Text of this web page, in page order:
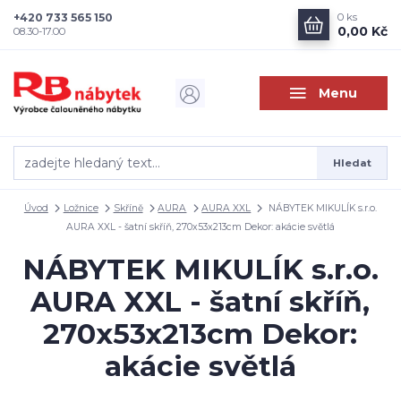
Menu
Hledat
+420 733 565 150
08.30-17.00
0 ks
0,00 Kč
Úvod Ložnice Skříně AURA AURA XXL
NÁBYTEK MIKULÍK s.r.o.
AURA XXL - šatní skříň, 270x53x213cm Dekor: akácie světlá
NÁBYTEK MIKULÍK s.r.o.
AURA XXL - šatní skříň,
270x53x213cm Dekor:
akácie světlá